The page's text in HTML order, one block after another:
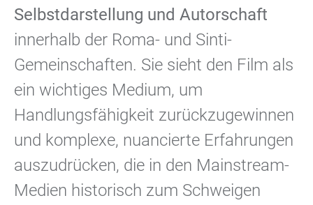
Selbstdarstellung und Autorschaft
innerhalb der Roma- und Sinti-
Gemeinschaften. Sie sieht den Film als
ein wichtiges Medium, um
Handlungsfähigkeit zurückzugewinnen
und komplexe, nuancierte Erfahrungen
auszudrücken, die in den Mainstream-
Medien historisch zum Schweigen